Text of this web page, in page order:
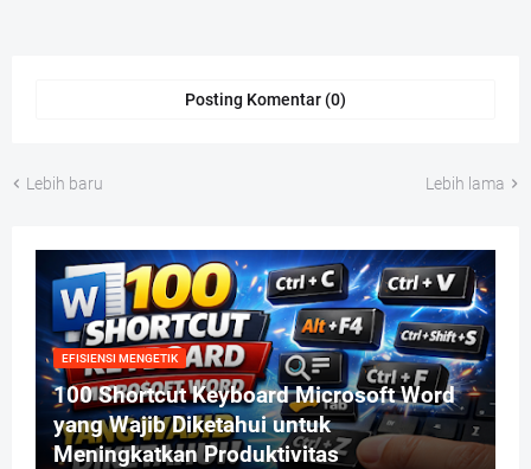
Posting Komentar (0)
Lebih baru Lebih lama
EFISIENSI MENGETIK
100 Shortcut Keyboard Microsoft Word
yang Wajib Diketahui untuk
Meningkatkan Produktivitas